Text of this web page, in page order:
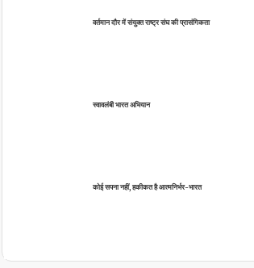
वर्तमान दौर में संयुक्त राष्ट्र संघ की प्रासंगिकता
स्वावलंबी भारत अभियान
कोई सपना नहीं, हकीकत है आत्मनिर्भर-भारत